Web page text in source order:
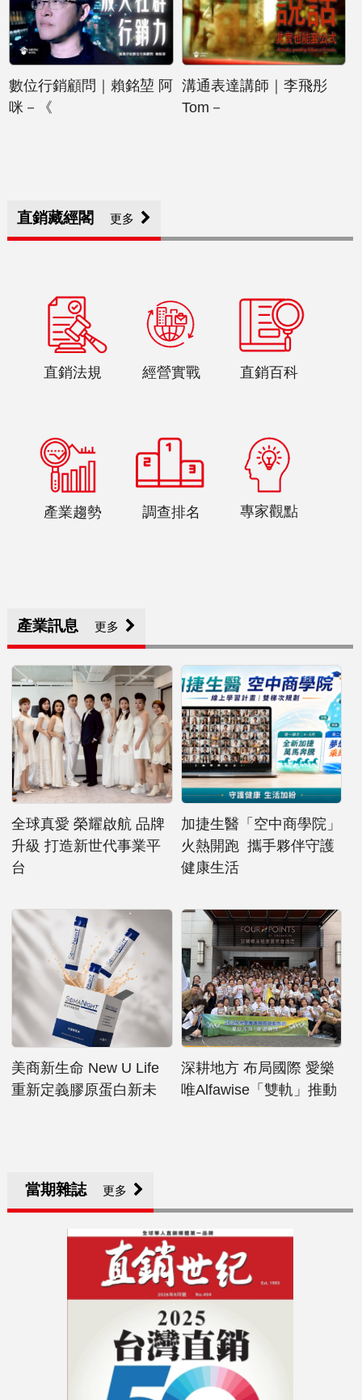
數位行銷顧問｜賴銘堃 阿
咪－《
溝通表達講師｜李飛彤
Tom－
直銷藏經閣 更多
直銷法規 經營實戰 直銷百科
產業趨勢 調查排名 專家觀點
產業訊息 更多
全球真愛 榮耀啟航 品牌
升級 打造新世代事業平
台
加捷生醫「空中商學院」
火熱開跑 攜手夥伴守護
健康生活
美商新生命 New U Life
重新定義膠原蛋白新未
深耕地方 布局國際 愛樂
唯Alfawise「雙軌」推動
當期雜誌 更多